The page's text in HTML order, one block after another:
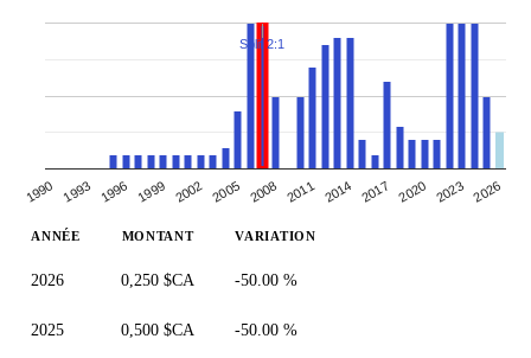
1990 1993 1996 1999 2002 2005 2008 2011 2014 2017 2020 2023 2026
Split 2:1
ANNÉE MONTANT VARIATION
2026 0,250 $CA -50.00 %
2025 0,500 $CA -50.00 %